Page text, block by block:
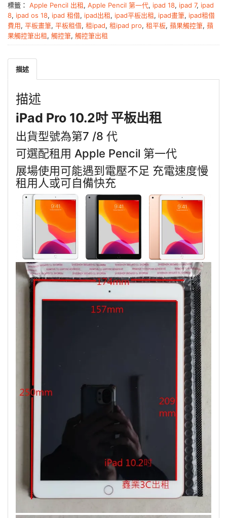
標籤： Apple Pencil 出租, Apple Pencil 第一代, ipad 18, ipad 7, ipad
8, ipad os 18, ipad 租借, ipad出租, ipad平板出租, ipad畫筆, ipad租借
費用, 平板畫筆, 平板租借, 租ipad, 租ipad pro, 租平板, 蘋果觸控筆, 蘋
果觸控筆出租, 觸控筆, 觸控筆出租
描述
描述
iPad Pro 10.2吋 平板出租
出貨型號為第7 /8 代
可選配租用 Apple Pencil 第一代
展場使用可能遇到電壓不足 充電速度慢
租用人或可自備快充